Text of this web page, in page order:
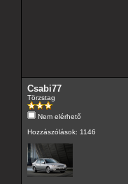
Csabi77
Törzstag
Nem elérhető
Hozzászólások: 1146